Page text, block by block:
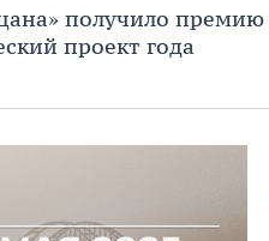
получило
проект года